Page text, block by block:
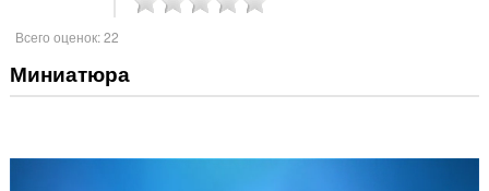
Всего оценок:22
Миниатюра